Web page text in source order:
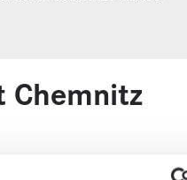
Chem­nitz